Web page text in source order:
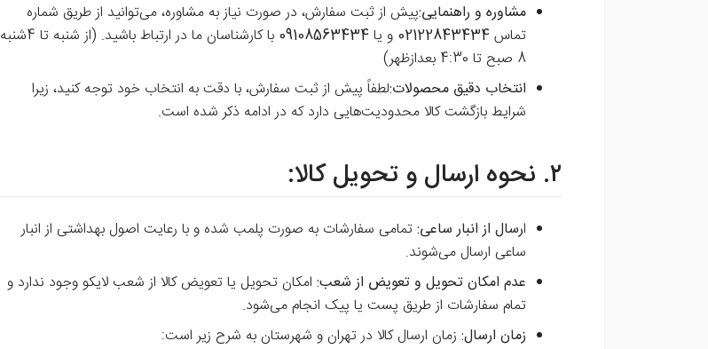
مشاوره و راهنمایی:پیش از ثبت سفارش، در صورت نیاز به مشاوره، می‌توانید از طریق شماره
تماس 02122843434 و یا 09108563434
با کارشناسان ما در ارتباط باشید. (از شنبه تا 4شنبه
8 صبح تا 4:30 بعدازظهر)
انتخاب دقیق محصولات:لطفاً پیش از ثبت سفارش، با دقت به انتخاب خود توجه کنید، زیرا
شرایط بازگشت کالا محدودیت‌هایی دارد که در ادامه ذکر شده است.
۲. نحوه ارسال و تحویل کالا:
ارسال از انبار ساعی:تمامی سفارشات به صورت پلمب شده و با رعایت اصول بهداشتی از انبار
ساعی ارسال می‌شوند.
عدم امکان تحویل و تعویض از شعب: امکان تحویل یا تعویض کالا از شعب لایکو وجود ندارد و
تمام سفارشات از طریق پست یا پیک انجام می‌شود.
زمان ارسال: زمان ارسال کالا در تهران و شهرستان به شرح زیر است: